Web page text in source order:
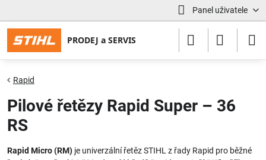
Panel uživatele
Rapid
Pilové řetězy Rapid Super – 36
RS
Rapid Micro (RM) je univerzální řetěz STIHL z řady Rapid pro běžné